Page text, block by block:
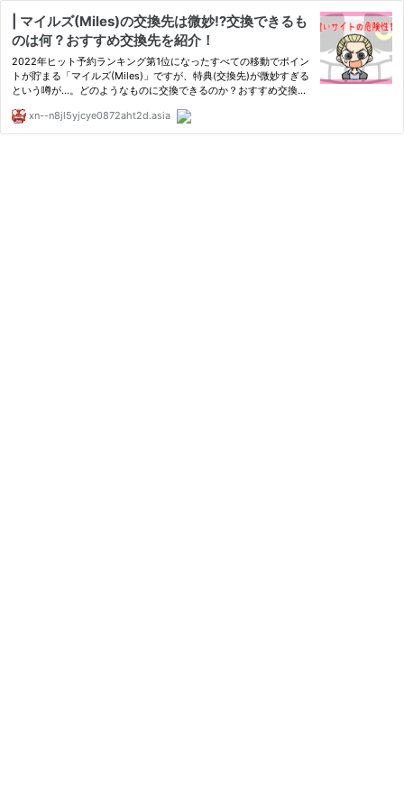
| マイルズ(Miles)の交換先は微妙⁉交換できるも
のは何？おすすめ交換先を紹介！
2022年ヒット予約ランキング第1位になったすべての移動でポイン
トが貯まる「マイルズ(Miles)」ですが、特典(交換先)が微妙すぎる
という噂が…。どのようなものに交換できるのか？おすすめ交換先
xn--n8jl5yjcye0872aht2d.asia